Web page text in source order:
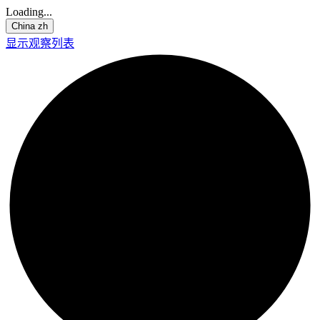
Loading...
China zh
显示观察列表